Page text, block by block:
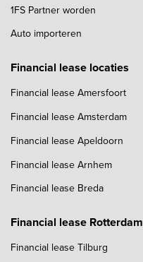
1FS Partner worden
Auto importeren
Financial lease locaties
Financial lease Amersfoort
Financial lease Amsterdam
Financial lease Apeldoorn
Financial lease Arnhem
Financial lease Breda
Financial lease Rotterdam
Financial lease Tilburg